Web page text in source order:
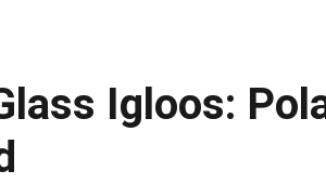
Igloos: